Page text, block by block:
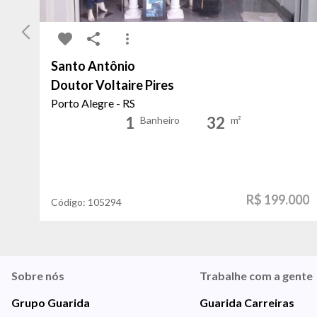
Santo Antônio
Doutor Voltaire Pires
Porto Alegre - RS
1 Banheiro 32 m²
Código: 105294 R$ 199.000
Sobre nós
Grupo Guarida
Trabalhe com a gente
Guarida Carreiras